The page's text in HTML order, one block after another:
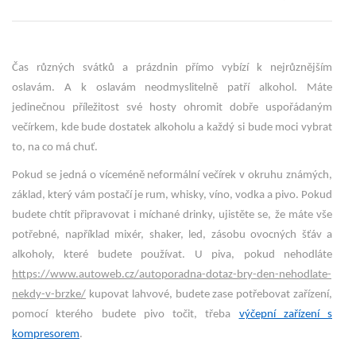
Čas různých svátků a prázdnin přímo vybízí k nejrůznějším
oslavám. A k oslavám neodmyslitelně patří alkohol. Máte
jedinečnou příležitost své hosty ohromit dobře uspořádaným
večírkem, kde bude dostatek alkoholu a každý si bude moci vybrat
to, na co má chuť.
Pokud se jedná o víceméně neformální večírek v okruhu známých,
základ, který vám postačí je rum, whisky, víno, vodka a pivo. Pokud
budete chtít připravovat i míchané drinky, ujistěte se, že máte vše
potřebné, například mixér, shaker, led, zásobu ovocných šťáv a
alkoholy, které budete používat. U piva, pokud nehodláte
https://www.autoweb.cz/autoporadna-dotaz-bry-den-nehodlate-
nekdy-v-brzke/ kupovat lahvové, budete zase potřebovat zařízení,
pomocí kterého budete pivo točit, třeba výčepní zařízení s
kompresorem.